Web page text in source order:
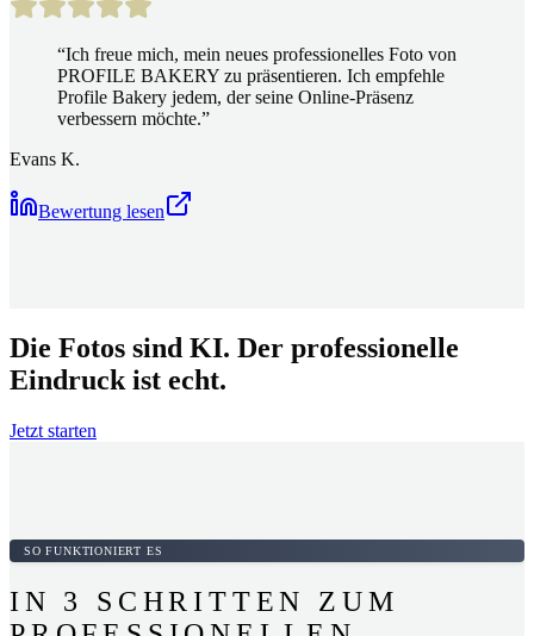
“Ich freue mich, mein neues professionelles Foto von
PROFILE BAKERY zu präsentieren. Ich empfehle
Profile Bakery jedem, der seine Online-Präsenz
verbessern möchte.”
Evans K.
Bewertung lesen
Die Fotos sind KI. Der professionelle
Eindruck ist echt.
Jetzt starten
SO FUNKTIONIERT ES
IN 3 SCHRITTEN ZUM